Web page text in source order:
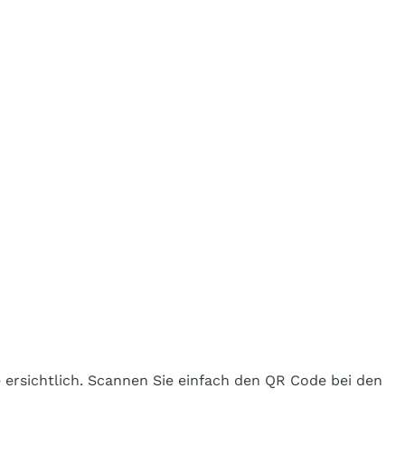
Scannen Sie einfach den QR Code bei den